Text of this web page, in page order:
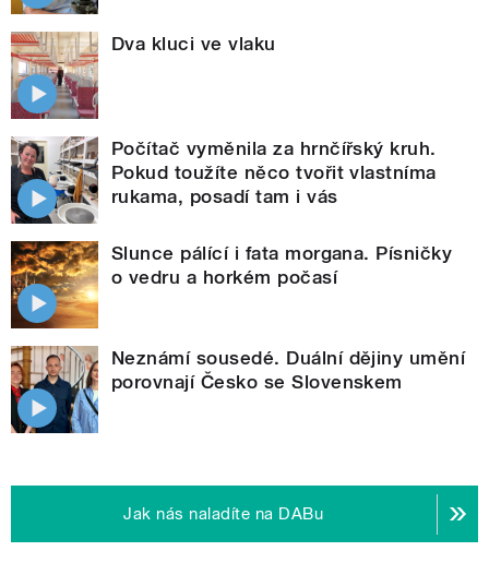
Dva kluci ve vlaku
Počítač vyměnila za hrnčířský kruh.
Pokud toužíte něco tvořit vlastníma
rukama, posadí tam i vás
Slunce pálící i fata morgana. Písničky
o vedru a horkém počasí
Neznámí sousedé. Duální dějiny umění
porovnají Česko se Slovenskem
Jak nás naladíte na DABu